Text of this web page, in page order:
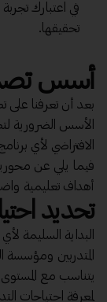
في اعتبارك تجربة
تحقيقها.
أسس
بعد أن تعرفنا على
الأسس الضرورية
الافتراضي لأي
فيما يلي عن
أهداف تعليمية
تحديد
البداية السليمة
المتدربين
يتناسب مع المستوى
لمعرفة احتياجات